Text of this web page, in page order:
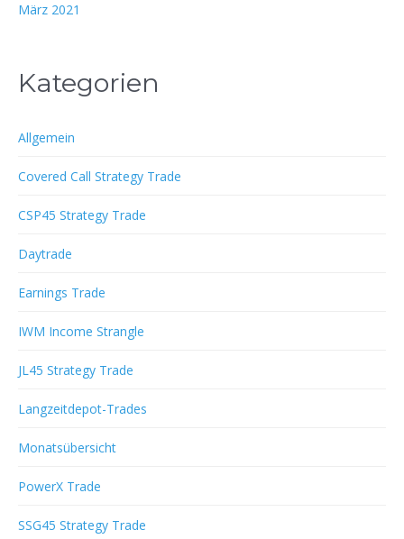
März 2021
Kategorien
Allgemein
Covered Call Strategy Trade
CSP45 Strategy Trade
Daytrade
Earnings Trade
IWM Income Strangle
JL45 Strategy Trade
Langzeitdepot-Trades
Monatsübersicht
PowerX Trade
SSG45 Strategy Trade